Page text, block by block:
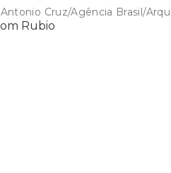
Antonio Cruz/Agência Brasil/